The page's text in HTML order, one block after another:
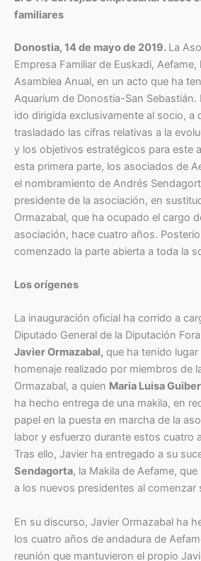
familiares
Donostia, 14 de mayo de 2019. La
Empresa Familiar de Euskadi,
Asamblea Anual, en un acto que ha
Aquarium de Donostia-San Sebastián.
ido dirigida exclusivamente al socio, a
trasladado las cifras relativas a la
y los objetivos estratégicos para este
esta primera parte, los asociados de
el nombramiento de Andrés
presidente de la asociación, en
Ormazabal, que ha ocupado el cargo
asociación, hace cuatro años.
comenzado la parte abierta a toda la
Los orígenes
La inauguración oficial ha corrido a
Diputado General de la Diputación
Javier Ormazabal, que ha tenido
homenaje realizado por miembros de
Ormazabal, a quien Maria Luisa
ha hecho entrega de una makila, en
papel en la puesta en marcha de la
labor y esfuerzo durante estos cuatro
Tras ello, Javier ha entregado a su
Sendagorta, la Makila de Aefame,
a los nuevos presidentes al comenzar
En su discurso, Javier Ormazabal ha
los cuatro años de andadura de
reunión que mantuvieron el propio